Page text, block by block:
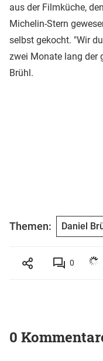
aus der Filmküche,
Michelin-Stern
selbst gekocht. "Wir
zwei Monate lang der
Brühl.
Themen: Daniel
0
0